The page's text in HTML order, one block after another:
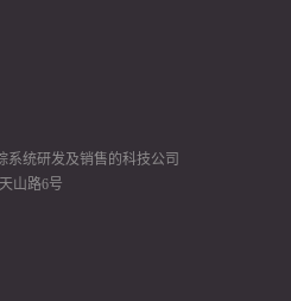
统研发及销售的科技公司
山路6号